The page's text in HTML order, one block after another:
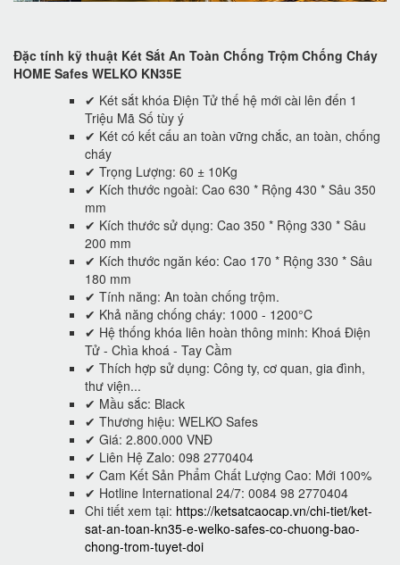
Đặc tính kỹ thuật Két Sắt An Toàn Chống Trộm Chống Cháy
HOME Safes WELKO KN35E
✔ Két sắt khóa Điện Tử thế hệ mới cài lên đến 1
Triệu Mã Số tùy ý
✔ Két có kết cấu an toàn vững chắc, an toàn, chống
cháy
✔ Trọng Lượng: 60 ± 10Kg
✔ Kích thước ngoài: Cao 630 * Rộng 430 * Sâu 350
mm
✔ Kích thước sử dụng: Cao 350 * Rộng 330 * Sâu
200 mm
✔ Kích thước ngăn kéo: Cao 170 * Rộng 330 * Sâu
180 mm
✔ Tính năng: An toàn chống trộm.
✔ Khả năng chống cháy: 1000 - 1200°C
✔ Hệ thống khóa liên hoàn thông minh: Khoá Điện
Tử - Chìa khoá - Tay Cầm
✔ Thích hợp sử dụng: Công ty, cơ quan, gia đình,
thư viện...
✔ Mầu sắc: Black
✔ Thương hiệu: WELKO Safes
✔ Giá: 2.800.000 VNĐ
✔ Liên Hệ Zalo: 098 2770404
✔ Cam Kết Sản Phẩm Chất Lượng Cao: Mới 100%
✔ Hotline International 24/7: 0084 98 2770404
Chi tiết xem tại: https://ketsatcaocap.vn/chi-tiet/ket-
sat-an-toan-kn35-e-welko-safes-co-chuong-bao-
chong-trom-tuyet-doi